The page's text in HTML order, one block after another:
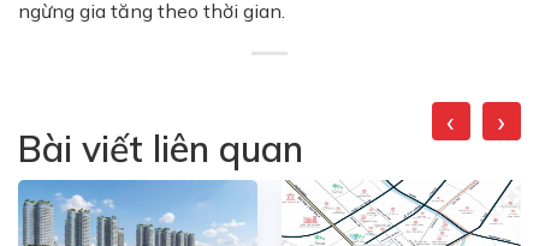
ngừng gia tăng theo thời gian.
Bài viết liên quan
‹ ›